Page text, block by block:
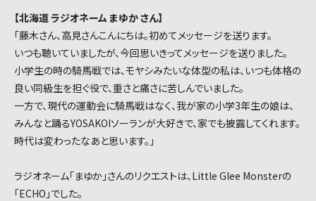
【北海道 ラジオネーム まゆか さん】
「藤木さん、高見さんこんにちは。初めてメッセージを送ります。
いつも聴いていましたが、今回思いきってメッセージを送りました。
小学生の時の騎馬戦では、モヤシみたいな体型の私は、いつも体格の
良い同級生を担ぐ役で、重さと痛さに苦しんでいました。
一方で、現代の運動会に騎馬戦はなく、我が家の小学3年生の娘は、
みんなと踊るYOSAKOIソーランが大好きで、家でも披露してくれます。
時代は変わったなあと思います。」
ラジオネーム「まゆか」さんのリクエストは、Little Glee Monsterの
「ECHO」でした。